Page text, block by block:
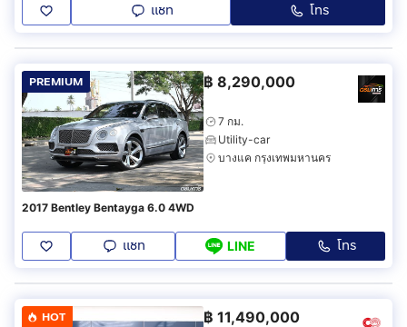
แชท โทร
PREMIUM ฿ 8,290,000
7 กม.
Utility-car
บางแค กรุงเทพมหานคร
2017 Bentley Bentayga 6.0 4WD
แชท LINE โทร
HOT ฿ 11,490,000